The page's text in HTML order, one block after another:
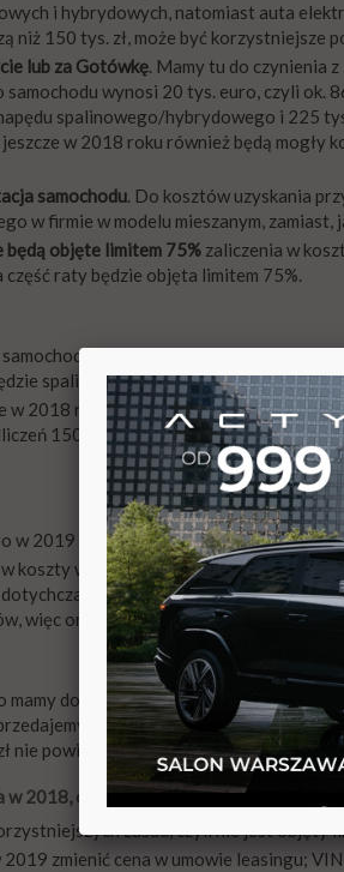
i hybrydowych, natomiast auta
niż 150 tys. zł, może być korzystniejsze
lub za Gotówkę. Mamy tu do czynienia z
wynosi 20 tys. euro, czyli ok.
spalinowego/hybrydowego i 225
w 2018 roku również będą
samochodu. Do kosztów uzyskania
w firmie w modelu mieszanym, zamiast,
będą objęte limitem 75% zaliczenia w
raty będzie objęta limitem 75%.
na kredyt- obojętnie, czy w
spalinowym/hybrydowym.
w 2018 r. wzięław leasingsamochód o
150 tys. zł, o ile nie zmieni i nie
w 2019 weźmie w leasing samochód
koszty wydatków na paliwo, żarówki,
mogli odliczać 100%
więc one nie tracą.
mamy do czynienia z samochodami o
samochody powyżej owych 20
nie powinien martwić.
2018, odbiór samochodu w 2019
zasad, czyli nie jest objęty
2019 zmienić cena w umowie leasingu;